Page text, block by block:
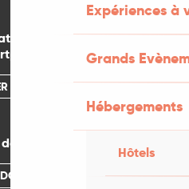
Expériences à
Grands
Hébergements
Hôtels
sur votre
L'APPLICATION